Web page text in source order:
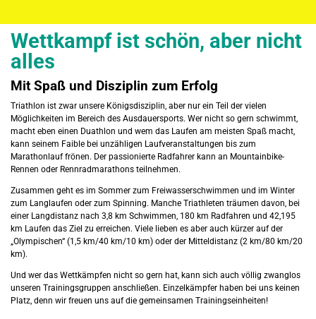
Wettkampf ist schön, aber nicht
alles
Mit Spaß und Disziplin zum Erfolg
Triathlon ist zwar unsere Königsdisziplin, aber nur ein Teil der vielen
Möglichkeiten im Bereich des Ausdauersports. Wer nicht so gern schwimmt,
macht eben einen Duathlon und wem das Laufen am meisten Spaß macht,
kann seinem Faible bei unzähligen Laufveranstaltungen bis zum
Marathonlauf frönen. Der passionierte Radfahrer kann an Mountainbike-
Rennen oder Rennradmarathons teilnehmen.
Zusammen geht es im Sommer zum Freiwasserschwimmen und im Winter
zum Langlaufen oder zum Spinning. Manche Triathleten träumen davon, bei
einer Langdistanz nach 3,8 km Schwimmen, 180 km Radfahren und 42,195
km Laufen das Ziel zu erreichen. Viele lieben es aber auch kürzer auf der
„Olympischen“ (1,5 km/40 km/10 km) oder der Mitteldistanz (2 km/80 km/20
km).
Und wer das Wettkämpfen nicht so gern hat, kann sich auch völlig zwanglos
unseren Trainingsgruppen anschließen. Einzelkämpfer haben bei uns keinen
Platz, denn wir freuen uns auf die gemeinsamen Trainingseinheiten!